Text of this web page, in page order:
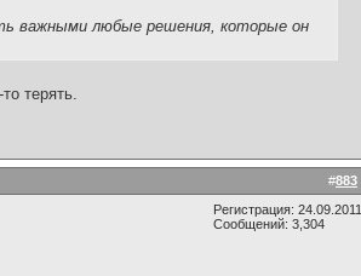
важными любые решения, которые он
терять.
#883
Регистрация: 24.09.2011
Сообщений: 3,304